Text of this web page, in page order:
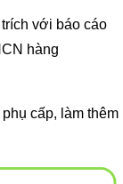
với báo cáo
hàng
cấp, làm thêm